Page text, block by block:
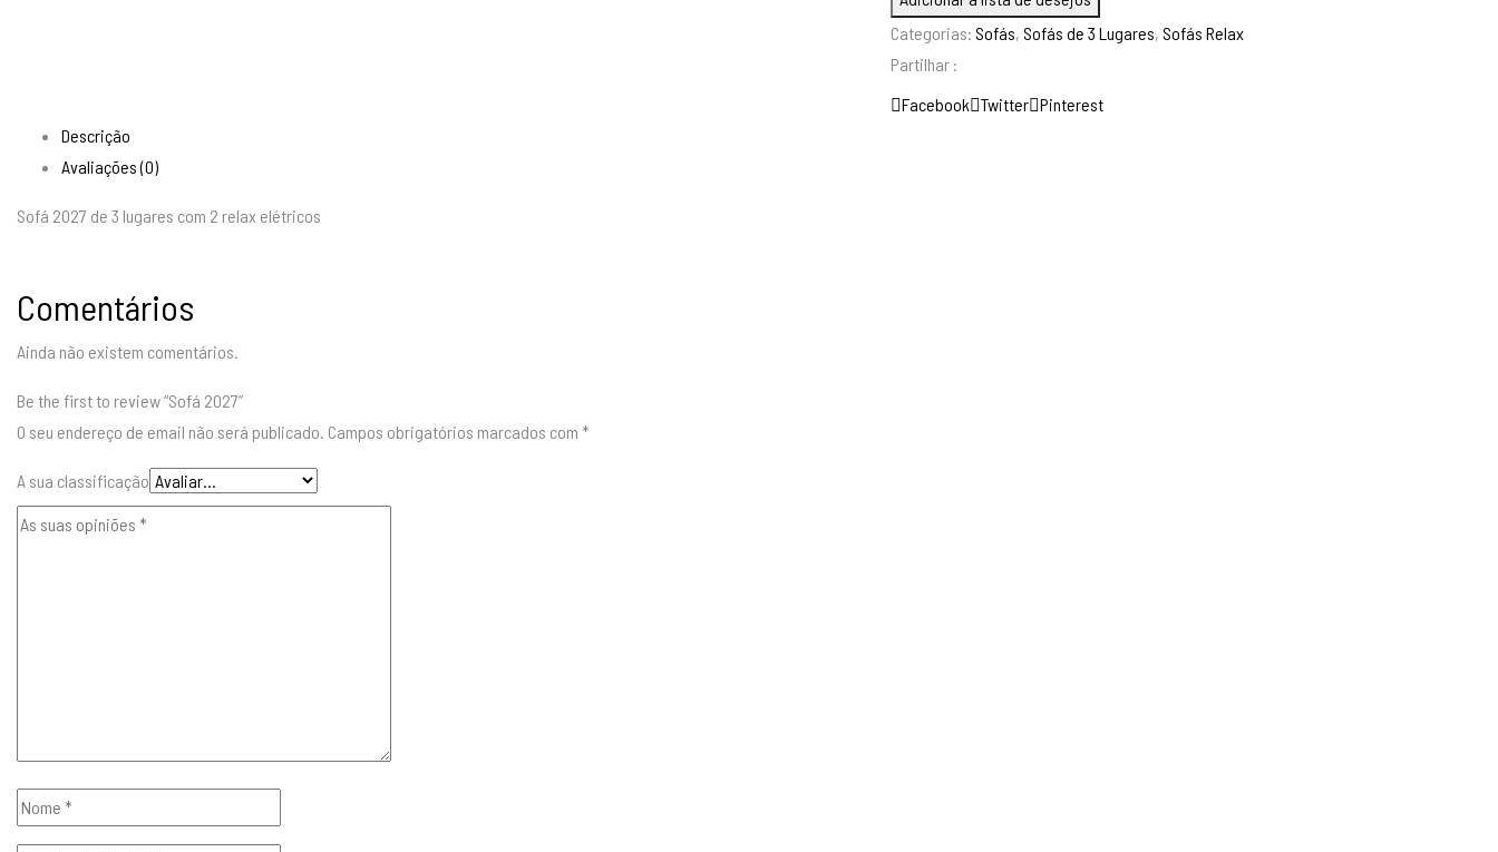
Categorias: Sofás, Sofás de 3 Lugares, Sofás Relax
Partilhar :
Facebook Twitter Pinterest
Descrição
Avaliações (0)
Sofá 2027 de 3 lugares com 2 relax elétricos
Comentários
Ainda não existem comentários.
Be the first to review “Sofá 2027”
O seu endereço de email não será publicado. Campos obrigatórios marcados com *
A sua classificação